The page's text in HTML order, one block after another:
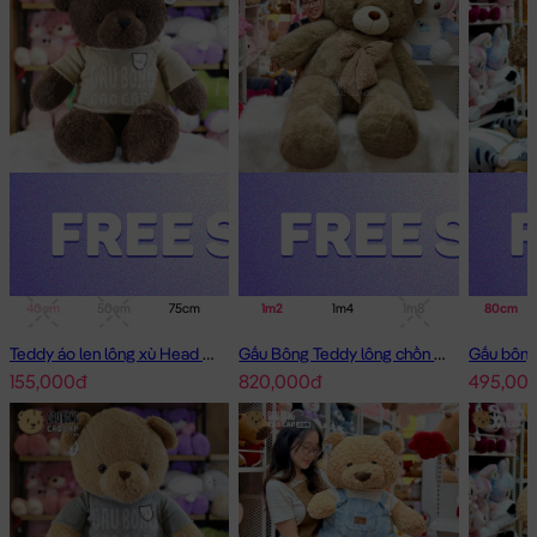
75cm 1m 1m4
Teddy áo len lông xù Head and Tales
155,000đ
1m2 1m4
Gấu Bông Teddy lông chồn cao cấp
820,000đ
80cm